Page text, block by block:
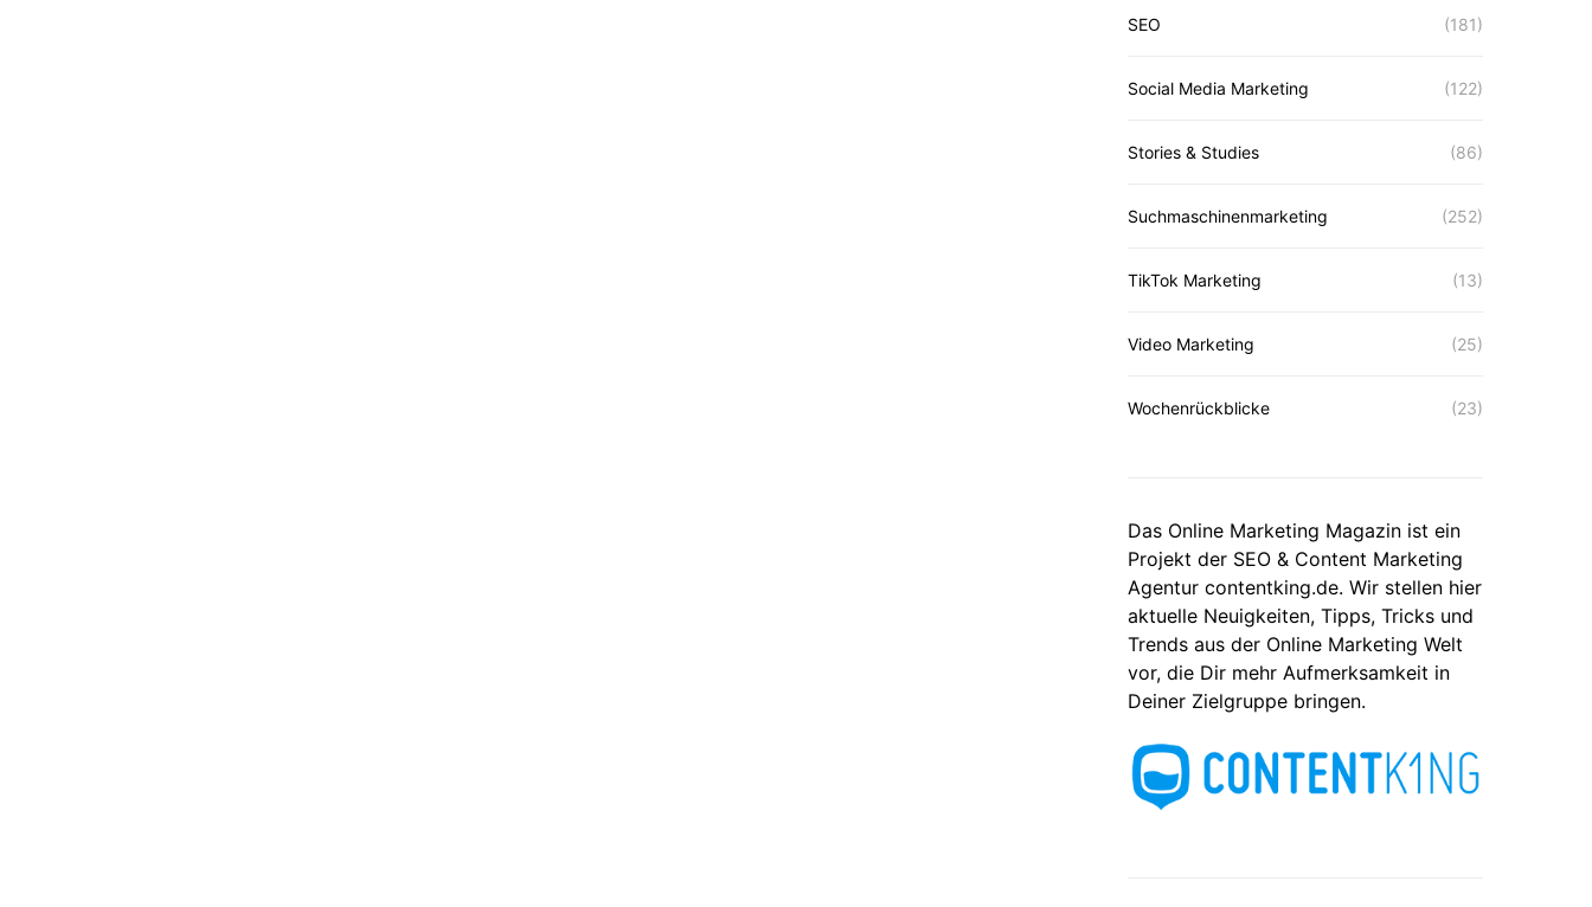
SEO (181)
Social Media Marketing (122)
Stories & Studies (86)
Suchmaschinenmarketing (252)
TikTok Marketing (13)
Video Marketing (25)
Wochenrückblicke (23)
Das Online Marketing Magazin ist ein
Projekt der SEO & Content Marketing
Agentur contentking.de. Wir stellen hier
aktuelle Neuigkeiten, Tipps, Tricks und
Trends aus der Online Marketing Welt
vor, die Dir mehr Aufmerksamkeit in
Deiner Zielgruppe bringen.